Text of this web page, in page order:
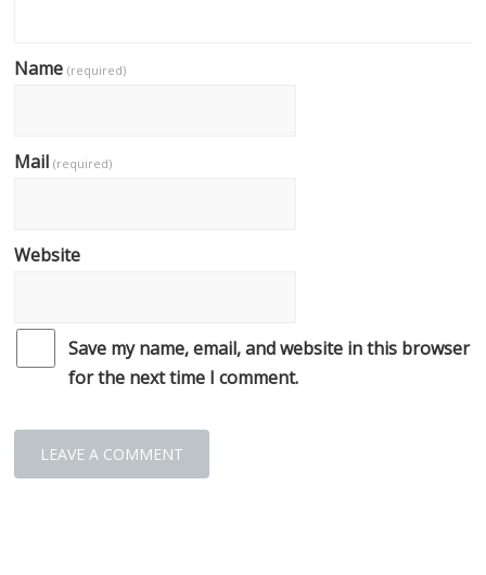
Name(required)
Mail(required)
Website
Save my name, email, and website in this browser
for the next time I comment.